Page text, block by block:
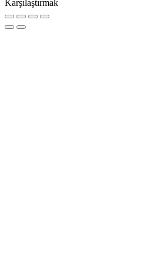
Karşılaştırmak